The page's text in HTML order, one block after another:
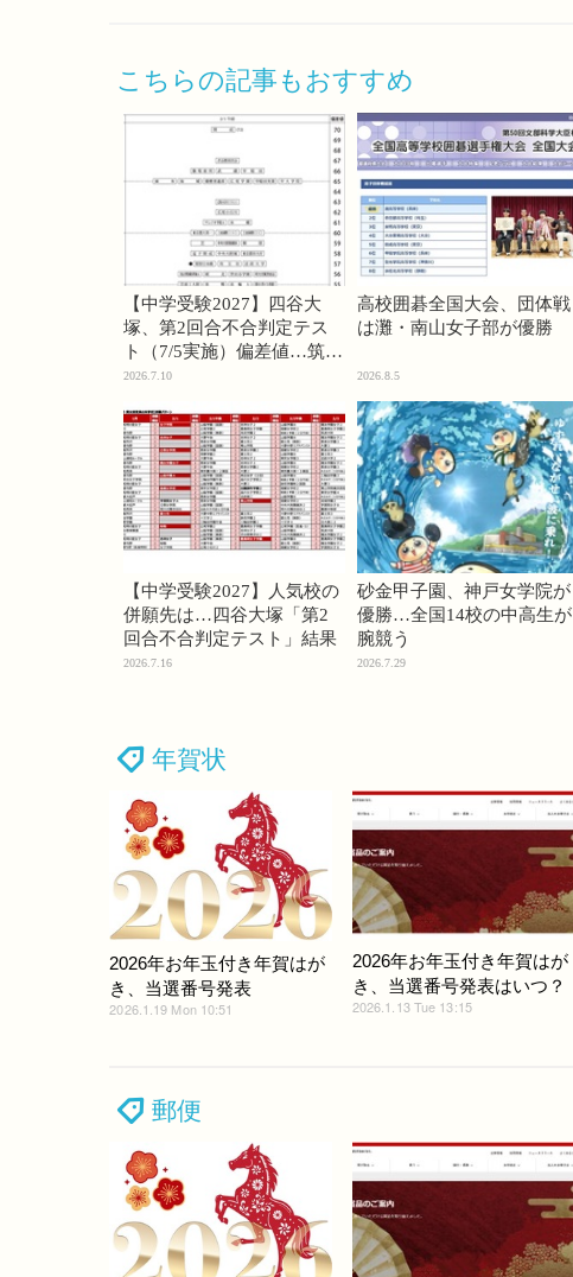
こちらの記事もおすすめ
【中学受験2027】四谷大
塚、第2回合不合判定テス
ト（7/5実施）偏差値…筑駒
74・桜蔭70＜PR＞
2026.7.10
高校囲碁全国大会、団体戦
は灘・南山女子部が優勝
2026.8.5
【中学受験2027】人気校の
併願先は…四谷大塚「第2
回合不合判定テスト」結果
2026.7.16
砂金甲子園、神戸女学院が
優勝…全国14校の中高生が
腕競う
2026.7.29
年賀状
2026年お年玉付き年賀はが
き、当選番号発表
2026.1.19 Mon 10:51
2026年お年玉付き年賀はが
き、当選番号発表はいつ？
2026.1.13 Tue 13:15
郵便